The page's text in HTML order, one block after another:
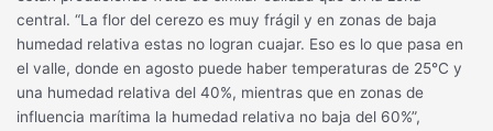
central. “La flor del cerezo es muy frágil y en zonas de baja
humedad relativa estas no logran cuajar. Eso es lo que pasa en
el valle, donde en agosto puede haber temperaturas de 25°C y
una humedad relativa del 40%, mientras que en zonas de
influencia marítima la humedad relativa no baja del 60%”,